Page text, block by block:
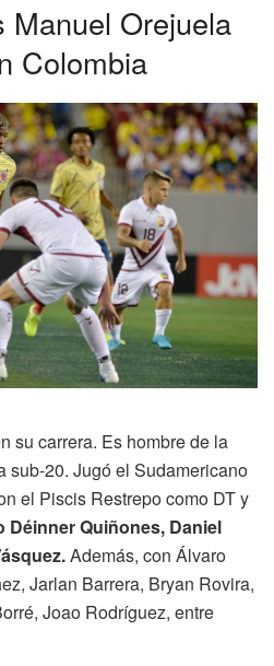
Manuel Orejuela
Colombia
su carrera. Es hombre de la
sub-20. Jugó el Sudamericano
el Piscis Restrepo como DT y
Déinner Quiñones, Daniel
Además, con Álvaro
Jarlan Barrera, Bryan Rovira,
Joao Rodríguez, entre